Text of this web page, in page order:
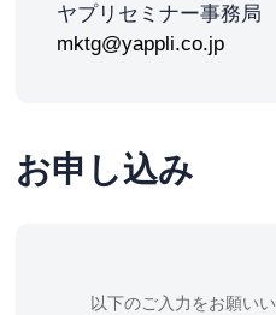
ヤプリセミナー事務局
mktg@yappli.co.jp
お申し込み
以下のご入力をお願いい